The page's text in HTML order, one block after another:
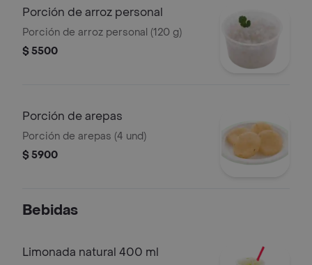
Porción de arroz personal
Porción de arroz personal (120 g)
$ 5500
Porción de arepas
Porción de arepas (4 und)
$ 5900
Bebidas
Limonada natural 400 ml